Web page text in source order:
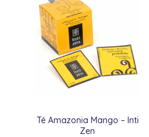
Té Amazonia Mango – Inti
Zen